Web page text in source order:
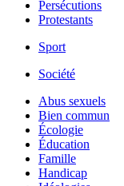
Persécutions
Protestants
Sport
Société
Abus sexuels
Bien commun
Écologie
Éducation
Famille
Handicap